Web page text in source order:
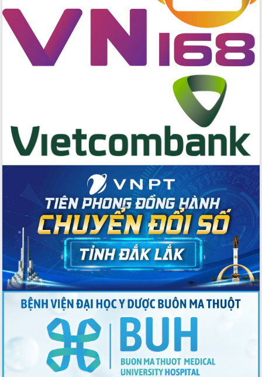
giải phóng mặt bằng Tuyến đường bộ
ven biển
Đắk Lắk nỗ lực thúc đẩy tăng trưởng
kinh tế từ 10% trở lên trong Quý
II/2026
Đắk Lắk về phát triển nhân lực y tế
cho trạm y tế cấp xã
Du lịch Đắk Lắk nâng tầm trải nghiệm
du khách thông qua Hệ thống cơ sở dữ
Tập huấn ứng dụng trí tuệ nhân tạo (AI)
trong thương mại điện tử năm 2026
Đoàn đại biểu Quốc hội tỉnh Đắk Lắk
trao đổi thông tin trước Kỳ họp thứ
nhất, Quốc hội khóa XVI
Quyết liệt cải cách hành chính, khơi
thông nguồn lực phát triển
Nâng cao hiệu lực, hiệu quả HĐND
tỉnh thông qua hiện đại hóa hành chính
Xã Ea Phê gắn cải cách hành chính với
chuyển đổi số
Phó Chủ tịch Thường trực UBND tỉnh
Hồ Thị Nguyên Thảo làm việc tại Trung
tâm Phục vụ hành chính công xã Ea